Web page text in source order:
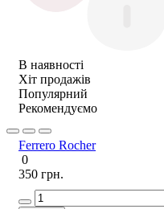
В наявності
Хіт продажів
Популярний
Рекомендуємо
Ferrero Rocher
0
350 грн.